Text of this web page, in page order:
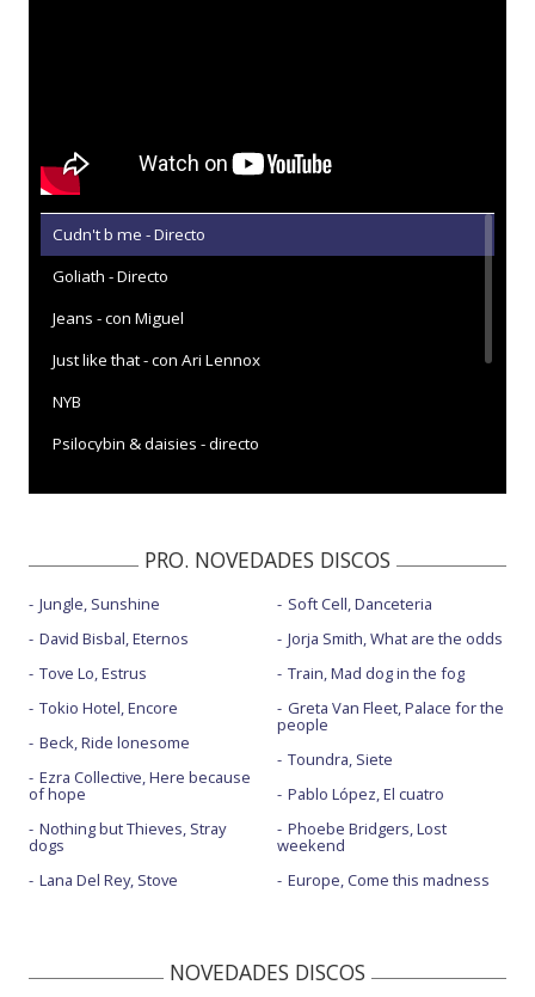
Cudn't b me - Directo
Goliath - Directo
Jeans - con Miguel
Just like that - con Ari Lennox
NYB
Psilocybin & daisies - directo
Shut up - con Big SeanPRO. NOVEDADES DISCOS
Jungle, Sunshine
David Bisbal, Eternos
Tove Lo, Estrus
Tokio Hotel, Encore
Beck, Ride lonesome
Ezra Collective, Here because
of hope
Nothing but Thieves, Stray
dogs
Lana Del Rey, Stove
Soft Cell, Danceteria
Jorja Smith, What are the odds
Train, Mad dog in the fog
Greta Van Fleet, Palace for the
people
Toundra, Siete
Pablo López, El cuatro
Phoebe Bridgers, Lost
weekend
Europe, Come this madness
NOVEDADES DISCOS